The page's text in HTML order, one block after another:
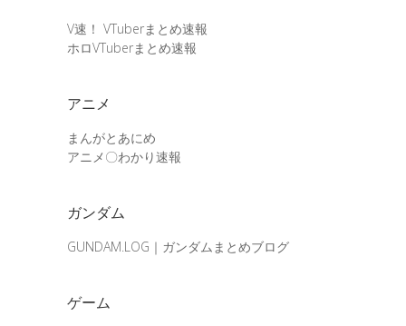
V速！ VTuberまとめ速報
ホロVTuberまとめ速報
アニメ
まんがとあにめ
アニメ〇わかり速報
ガンダム
GUNDAM.LOG｜ガンダムまとめブログ
ゲーム